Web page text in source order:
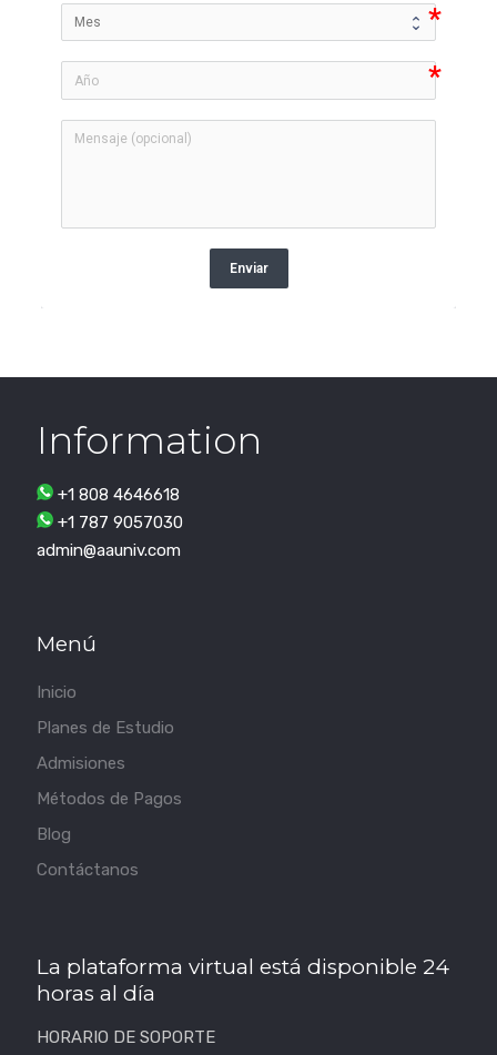
Enviar
Information
+1 808 4646618
+1 787 9057030
admin@aauniv.com
Menú
Inicio
Planes de Estudio
Admisiones
Métodos de Pagos
Blog
Contáctanos
La plataforma virtual está disponible 24
horas al día
HORARIO DE SOPORTE